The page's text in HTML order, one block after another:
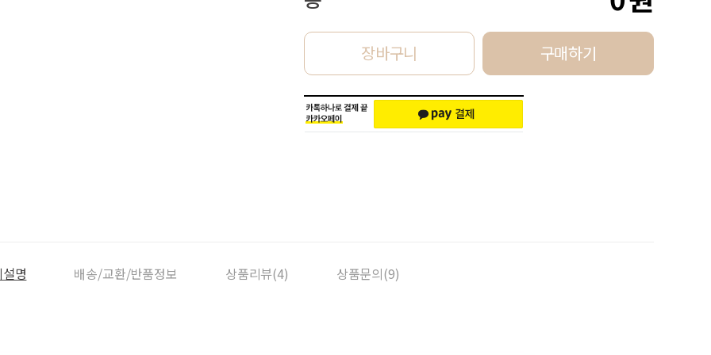
장바구니 구매하기
명 배송/교환/반품정보 상품리뷰(4) 상품문의(9)